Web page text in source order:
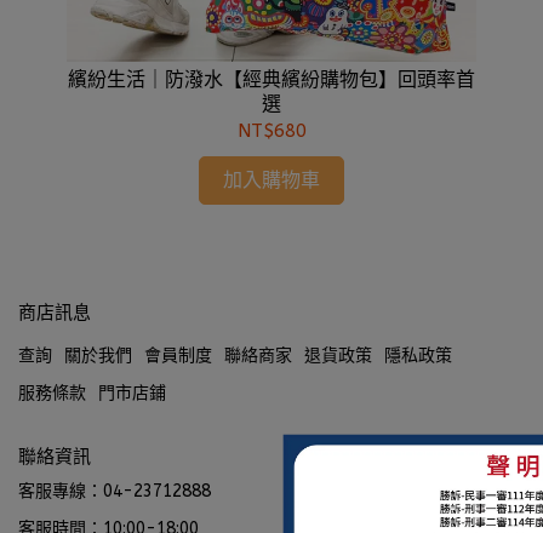
繽紛生活｜防潑水【經典繽紛購物包】回頭率首
選
NT$680
加入購物車
商店訊息
查詢 關於我們 會員制度 聯絡商家 退貨政策
隱私政策
服務條款
門市店鋪
聯絡資訊
客服專線：04-23712888
客服時間：10:00-18:00